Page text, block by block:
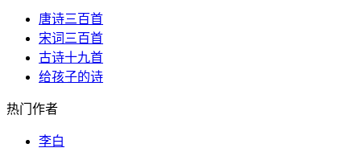
唐诗三百首
宋词三百首
古诗十九首
给孩子的诗
热门作者
李白